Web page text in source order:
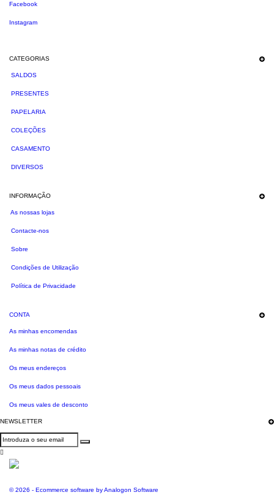
Facebook
Instagram
CATEGORIAS
SALDOS
PRESENTES
PAPELARIA
COLEÇÕES
CASAMENTO
DIVERSOS
INFORMAÇÃO
As nossas lojas
Contacte-nos
Sobre
Condições de Utilização
Política de Privacidade
CONTA
As minhas encomendas
As minhas notas de crédito
Os meus endereços
Os meus dados pessoais
Os meus vales de desconto
NEWSLETTER

© 2026 - Ecommerce software by Analogon Software